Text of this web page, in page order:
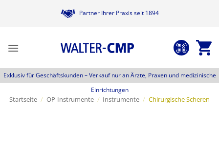
Partner Ihrer Praxis seit 1894
Exklusiv für Geschäftskunden –Verkauf nur an Ärzte, Praxen und medizinische
Einrichtungen
Startseite / OP-Instrumente / Instrumente / Chirurgische Scheren